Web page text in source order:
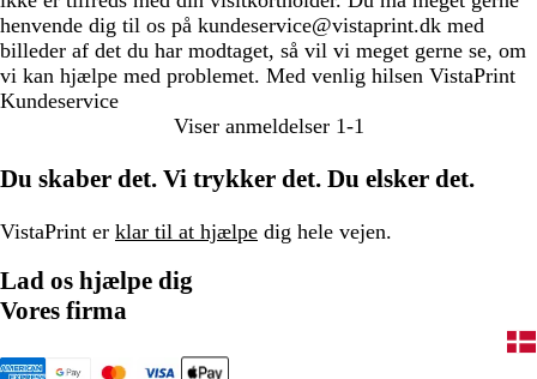
henvende dig til os på kundeservice@vistaprint.dk med
billeder af det du har modtaget, så vil vi meget gerne se, om
vi kan hjælpe med problemet. Med venlig hilsen VistaPrint
Kundeservice
Viser anmeldelser 1-1
Du skaber det. Vi trykker det. Du elsker det.
VistaPrint er klar til at hjælpe dig hele vejen.
Lad os hjælpe dig
Vores firma